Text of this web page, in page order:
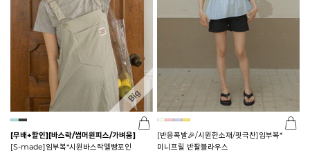
[무배+할인][바스락/썸머원피스/가벼움]
[S-made]임부복*시원바스락멜빵포인
[반응폭발🎉/시원한소재/핏극찬]임부복*
미니프릴 반팔블라우스